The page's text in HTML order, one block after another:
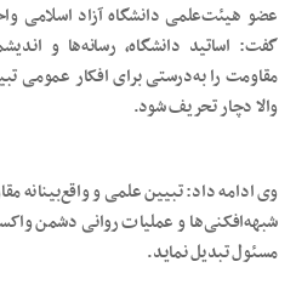
عضو هیئت‌علمی دانشگاه آزاد اسلامی
گفت: اساتید دانشگاه، رسانه‌ها و
مقاومت را به‌درستی برای افکار عمومی
والا دچار تحریف شود.
وی ادامه داد: تبیین علمی و واقع‌بینانه
شبهه‌افکنی‌ها و عملیات روانی دشمن
مسئول تبدیل نماید.